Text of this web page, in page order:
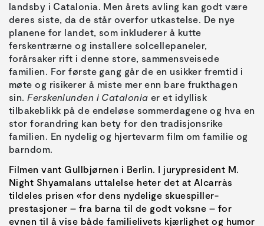
landsby i Catalonia. Men årets avling kan godt være
deres siste, da de står overfor utkastelse. De nye
planene for landet, som inkluderer å kutte
ferskentrærne og installere solcellepaneler,
forårsaker rift i denne store, sammensveisede
familien. For første gang går de en usikker fremtid i
møte og risikerer å miste mer enn bare frukthagen
sin.Ferskenlunden i Catalonia er et idyllisk
tilbakeblikk på de endeløse sommerdagene og hva en
stor forandring kan bety for den tradisjonsrike
familien. En nydelig og hjertevarm film om familie og
barndom.
Filmen vant Gullbjørnen i Berlin. I jurypresident M.
Night Shyamalans uttalelse heter det at Alcarràs
tildeles prisen «for dens nydelige skuespiller-
prestasjoner – fra barna til de godt voksne – for
evnen til å vise både familielivets kjærlighet og humor